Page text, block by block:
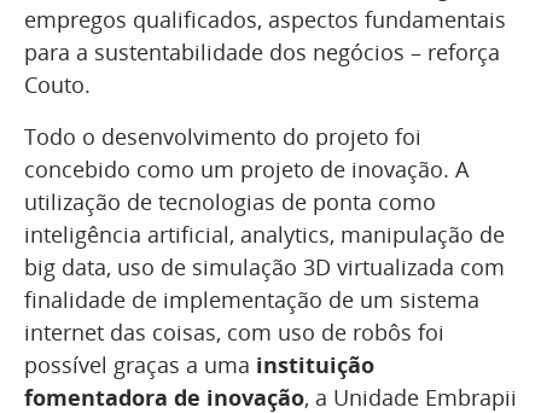
empregos qualificados, aspectos fundamentais
para a sustentabilidade dos negócios – reforça
Couto.
Todo o desenvolvimento do projeto foi
concebido como um projeto de inovação. A
utilização de tecnologias de ponta como
inteligência artificial, analytics, manipulação de
big data, uso de simulação 3D virtualizada com
finalidade de implementação de um sistema
internet das coisas, com uso de robôs foi
possível graças a uma instituição
fomentadora de inovação, a Unidade Embrapii